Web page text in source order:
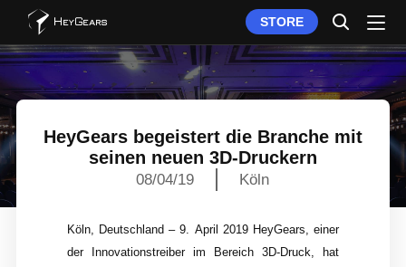
STORE
HeyGears begeistert die Branche mit
seinen neuen 3D-Druckern
08/04/19 Köln
Köln, Deutschland – 9. April 2019 HeyGears, einer
der Innovationstreiber im Bereich 3D-Druck, hat